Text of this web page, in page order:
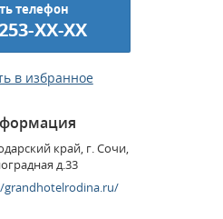
телефон
XX-XX
в избранное
край, г. Сочи,
д.33
grandhotelrodina.ru/